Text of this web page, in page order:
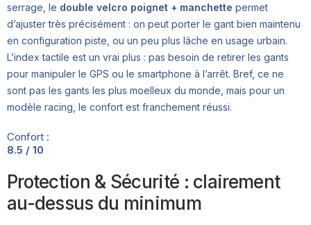
serrage, le double velcro poignet + manchette permet
d’ajuster très précisément : on peut porter le gant bien maintenu
en configuration piste, ou un peu plus lâche en usage urbain.
L’index tactile est un vrai plus : pas besoin de retirer les gants
pour manipuler le GPS ou le smartphone à l’arrêt. Bref, ce ne
sont pas les gants les plus moelleux du monde, mais pour un
modèle racing, le confort est franchement réussi.
Confort :
8.5 / 10
Protection & Sécurité : clairement
au-dessus du minimum